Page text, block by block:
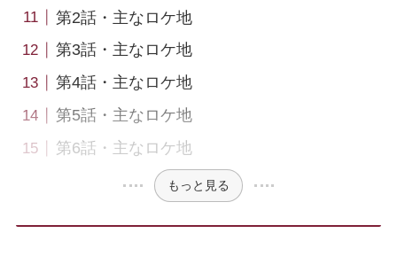
第2話・主なロケ地
第3話・主なロケ地
第4話・主なロケ地
第5話・主なロケ地
第6話・主なロケ地
もっと見る